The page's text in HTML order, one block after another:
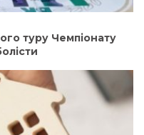
туру Чемпіонату